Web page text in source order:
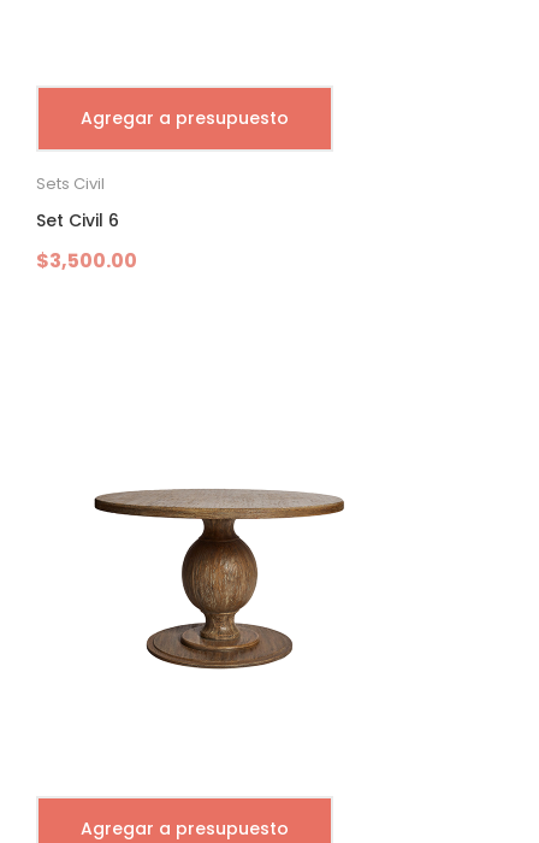
Agregar a presupuesto
Sets Civil
Set Civil 6
$3,500.00
Agregar a presupuesto